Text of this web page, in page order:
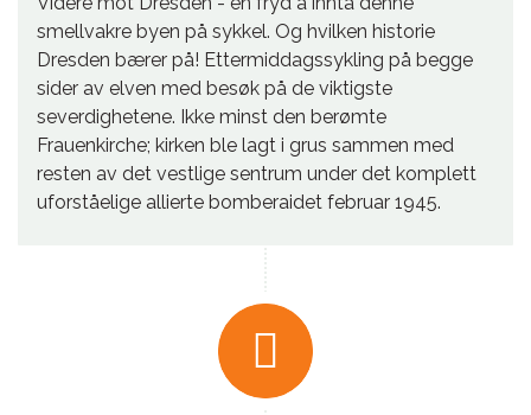
smellvakre byen på sykkel. Og hvilken historie
Dresden bærer på! Ettermiddagssykling på begge
sider av elven med besøk på de viktigste
severdighetene. Ikke minst den berømte
Frauenkirche; kirken ble lagt i grus sammen med
resten av det vestlige sentrum under det komplett
uforståelige allierte bomberaidet februar 1945.